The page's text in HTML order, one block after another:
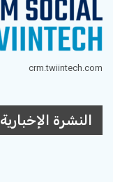
crm.twiintech.com
النشرة الإخبارية